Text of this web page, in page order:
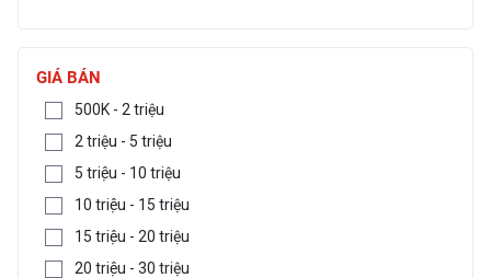
GIÁ BÁN
500K - 2 triệu
2 triệu - 5 triệu
5 triệu - 10 triệu
10 triệu - 15 triệu
15 triệu - 20 triệu
20 triệu - 30 triệu